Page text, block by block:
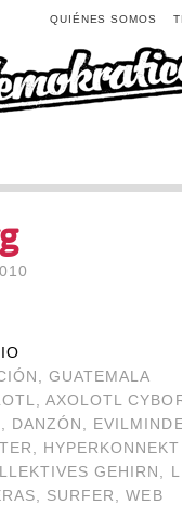
QUIÉNES SOMOS
,GUATEMALA
,AXOLOTL
, DANZÓN ,
,
GEHIRN ,
, SURFER ,WEB